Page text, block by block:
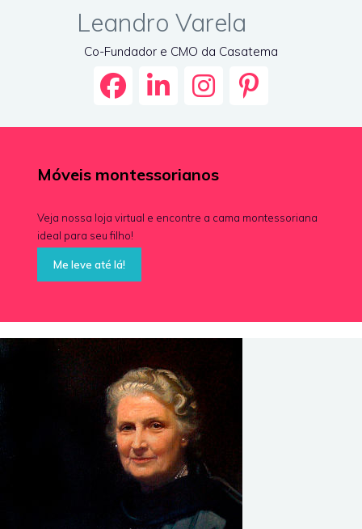
Leandro Varela
Co-Fundador e CMO da Casatema
Móveis montessorianos
Veja nossa loja virtual e encontre a cama montessoriana
ideal para seu filho!
Me leve até lá!